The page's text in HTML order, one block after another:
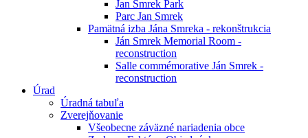
Jan Smrek Park
Parc Jan Smrek
Pamätná izba Jána Smreka - rekonštrukcia
Ján Smrek Memorial Room -
reconstruction
Salle commémorative Ján Smrek -
reconstruction
Úrad
Úradná tabuľa
Zverejňovanie
Všeobecne záväzné nariadenia obce